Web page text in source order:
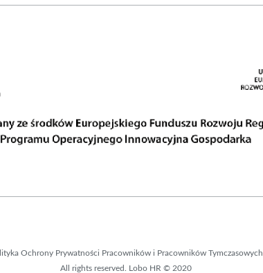
Ochrony Prywatności Pracowników i Pracowników Tymczasowych
All rights reserved. Lobo HR © 2020